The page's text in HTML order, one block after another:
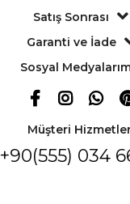
Satış Sonrası
Garanti ve İade
Sosyal
Müşteri
+90(555) 034